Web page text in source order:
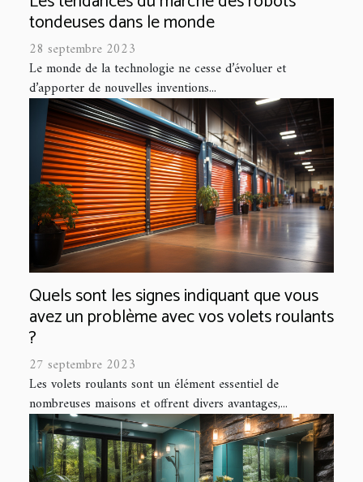
tondeuses dans le monde
28 septembre 2023
Le monde de la technologie ne cesse d’évoluer et
d’apporter de nouvelles inventions...
Quels sont les signes indiquant que vous
avez un problème avec vos volets roulants
?
27 septembre 2023
Les volets roulants sont un élément essentiel de
nombreuses maisons et offrent divers avantages,...